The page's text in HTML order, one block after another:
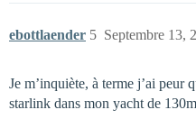
ebottlaender Septembre 13,
5
Je m’inquiète, à terme j’ai peur
starlink dans mon yacht de